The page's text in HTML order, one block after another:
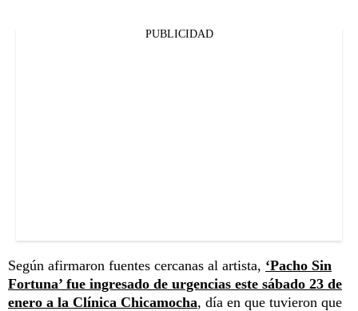
PUBLICIDAD
Según afirmaron fuentes cercanas al artista, ‘Pacho Sin
Fortuna’ fue ingresado de urgencias este sábado 23 de
enero a la Clínica Chicamocha, día en que tuvieron que